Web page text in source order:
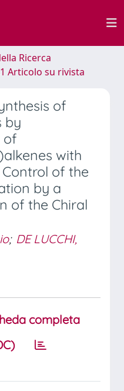
Ricerca
Articolo su rivista
of
by
of
with
of the
by a
of the Chiral
; DE LUCCHI,
completa